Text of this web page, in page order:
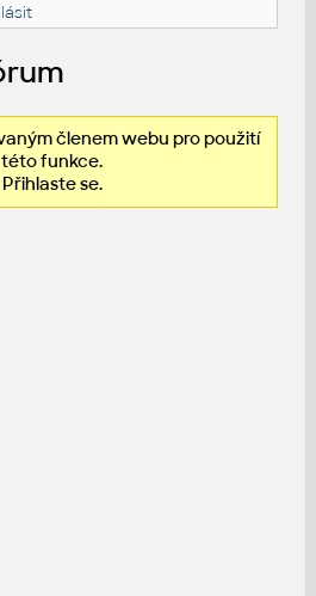
členem webu pro použití
této funkce.
Přihlaste se.